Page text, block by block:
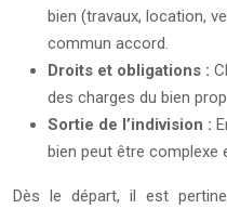
bien (travaux, location,
commun accord.
Droits et obligations :
des charges du bien
Sortie de l’indivision :
bien peut être complexe
Dès le départ, il est